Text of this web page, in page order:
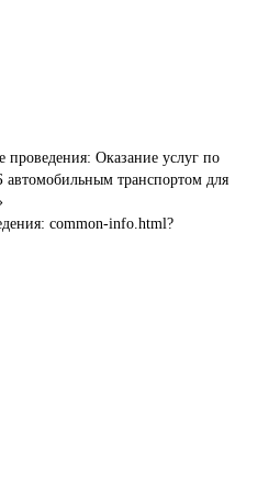
проведения: Оказание услуг по
автомобильным транспортом для
common-info.html?